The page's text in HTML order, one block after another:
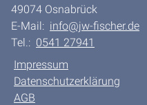
49074 Osnabrück
E-Mail: info@jw-fischer.de
Tel.: 0541 27941
Impressum
Datenschutzerklärung
AGB